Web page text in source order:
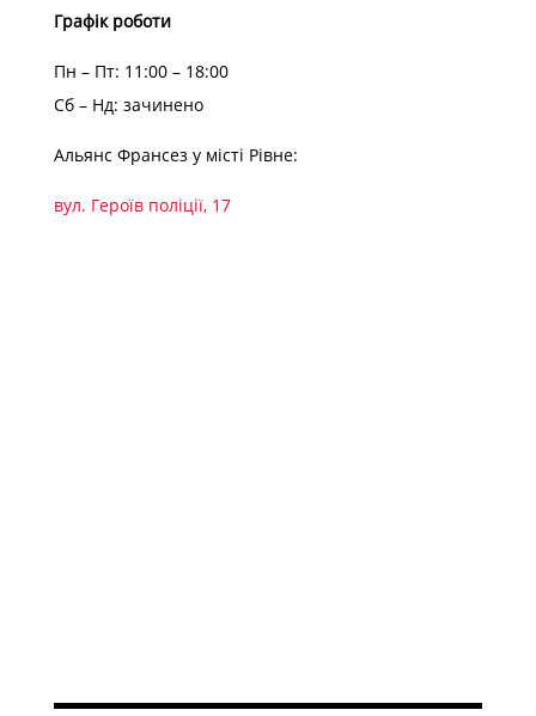
Графік роботи
Пн – Пт: 11:00 – 18:00
Сб – Нд: зачинено
Альянс Франсез у місті Рівне:
вул. Героїв поліції, 17